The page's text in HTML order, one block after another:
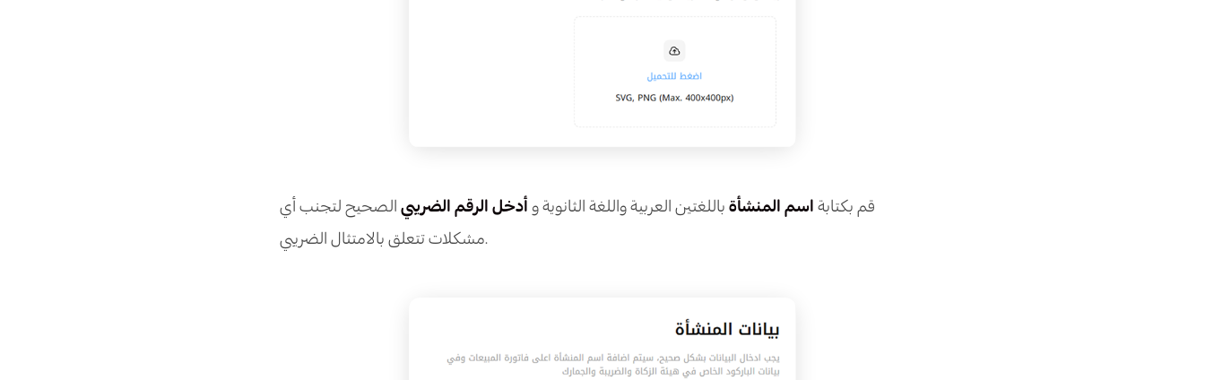
قم بكتابة اسم المنشأة باللغتين العربية واللغة الثانوية و أدخل الرقم الضريبي الصحيح لتجنب أي
مشكلات تتعلق بالامتثال الضريبي.